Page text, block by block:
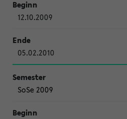
12.10.2009
05.02.2010
SoSe 2009